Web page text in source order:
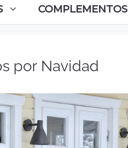
COMPLEMENTOS
por Navidad